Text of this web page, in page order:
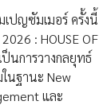
ปญซัมเมอร์ ครั้งนี้
: HOUSE OF
ป็นการวางกลยุทธ์
นฐานะ New
และ